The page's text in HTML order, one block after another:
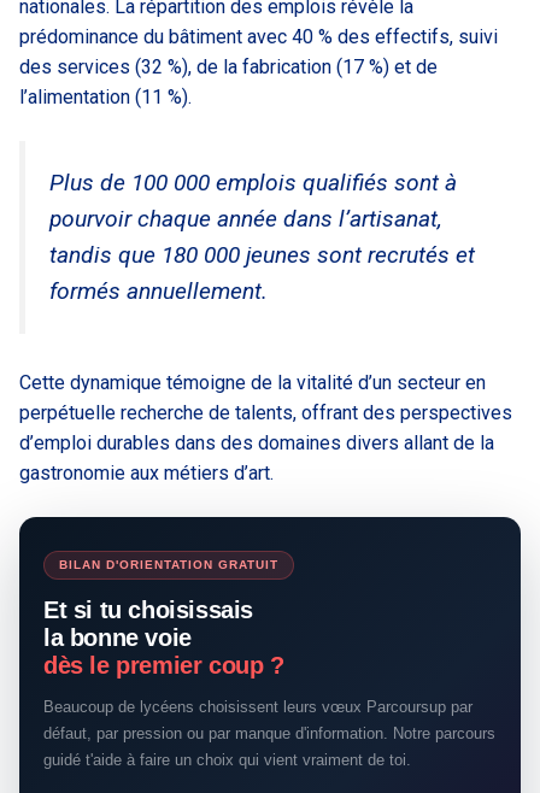
nationales. La répartition des emplois révèle la
prédominance du bâtiment avec 40 % des effectifs, suivi
des services (32 %), de la fabrication (17 %) et de
l’alimentation (11 %).
Plus de 100 000 emplois qualifiés sont à
pourvoir chaque année dans l’artisanat,
tandis que 180 000 jeunes sont recrutés et
formés annuellement.
Cette dynamique témoigne de la vitalité d’un secteur en
perpétuelle recherche de talents, offrant des perspectives
d’emploi durables dans des domaines divers allant de la
gastronomie aux métiers d’art.
BILAN D'ORIENTATION GRATUIT
Et si tu choisissais
la bonne voie
dès le premier coup ?
Beaucoup de lycéens choisissent leurs vœux Parcoursup par
défaut, par pression ou par manque d'information. Notre parcours
guidé t'aide à faire un choix qui vient vraiment de toi.